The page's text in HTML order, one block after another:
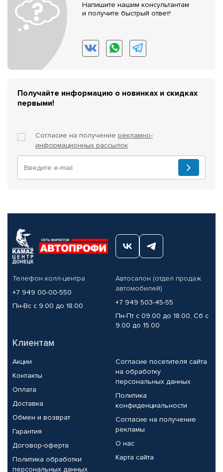
Напишите нашим консультантам
и получите быстрый ответ!
Получайте информацию о новинках и скидках
первыми!
Согласие на получение рекламно-
информационных рассылок
Телефон колл-центра
+7 949 00-00-550
Пн-Вс с 9.00 до 18.00
Автосалон (отдел продаж
автомобилей)
+7 949 503-45-55
Пн-Пт с 09.00 до 18.00, Сб с
9.00 до 15.00
Клиентам
Акции
Контакты
Оплата
Доставка
Обмен и возврат
Гарантия
Договор-оферта
Политика обработки
персональных данных
Согласие посетителя сайта
на обработку
персональных данных
Политика
конфиденциальности
Согласие на получение
рекламы
О нас
Карта сайта